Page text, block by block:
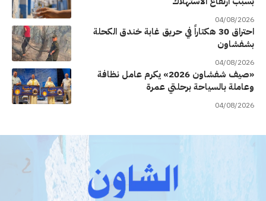
04/08/2026
احتراق 30 هكتاراً في حريق غابة خندق الكحلة
بشفشاون
04/08/2026
«صيف شفشاون 2026» يكرم عامل نظافة
وعاملة بالسياحة برحلتي عمرة
04/08/2026